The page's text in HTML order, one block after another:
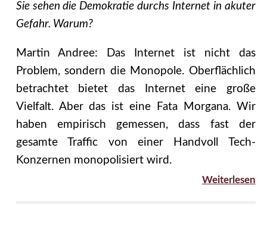
Sie sehen die Demokratie durchs Internet in akuter
Gefahr. Warum?
Martin Andree: Das Internet ist nicht das
Problem, sondern die Monopole. Oberflächlich
betrachtet bietet das Internet eine große
Vielfalt. Aber das ist eine Fata Morgana. Wir
haben empirisch gemessen, dass fast der
gesamte Traffic von einer Handvoll Tech-
Konzernen monopolisiert wird.
Weiterlesen